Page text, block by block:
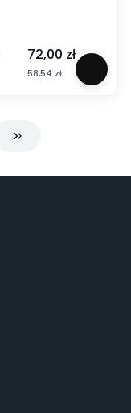
Cena
72,00 zł
Cena
58,54 zł
Przejdź do ostatniej